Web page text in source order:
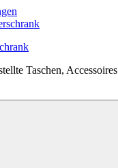
Taschen,